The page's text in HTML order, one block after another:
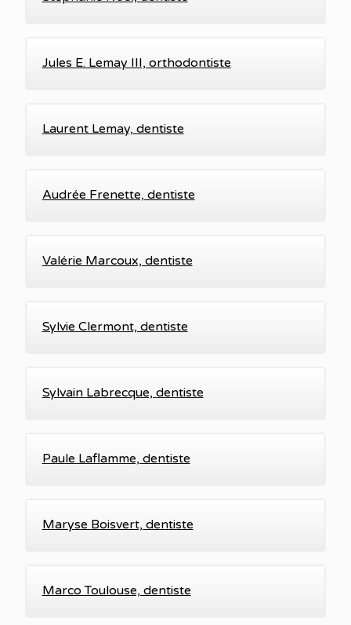
Jules E. Lemay III, orthodontiste
Laurent Lemay, dentiste
Audrée Frenette, dentiste
Valérie Marcoux, dentiste
Sylvie Clermont, dentiste
Sylvain Labrecque, dentiste
Paule Laflamme, dentiste
Maryse Boisvert, dentiste
Marco Toulouse, dentiste